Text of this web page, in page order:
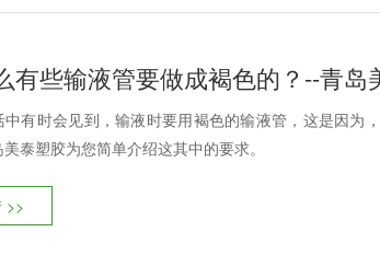
有些输液管要做成褐色的？--青岛
中有时会见到，输液时要用褐色的输液管，这是因为
泰塑胶为您简单介绍这其中的要求。
>>